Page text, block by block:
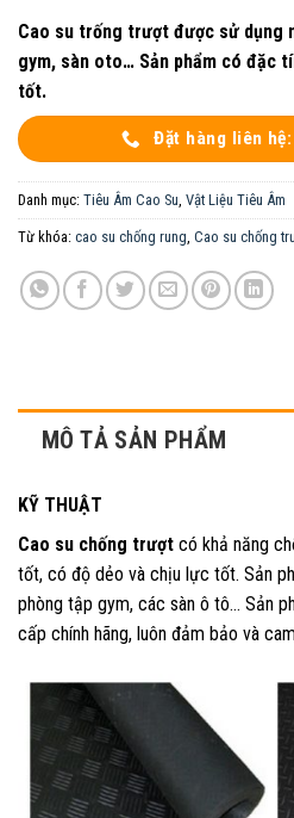
Cao su trống trượt được sử dụng
gym, sàn oto… Sản phẩm có đặc
tốt.
Đặt hàng liên
Danh mục: Tiêu Âm Cao Su Vật Liệu Tiêu Âm
Từ khóa: cao su chống rung Cao su chống
MÔ TẢ SẢN PHẨM
KỸ THUẬT
Cao su chống trượt có khả năng
tốt, có độ dẻo và chịu lực tốt. Sản
phòng tập gym, các sàn ô tô… Sản
cấp chính hãng, luôn đảm bảo và